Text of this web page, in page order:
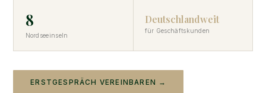
8
Nordseeinseln
Deutschlandweit
für Geschäftskunden
ERSTGESPRÄCH VEREINBAREN →